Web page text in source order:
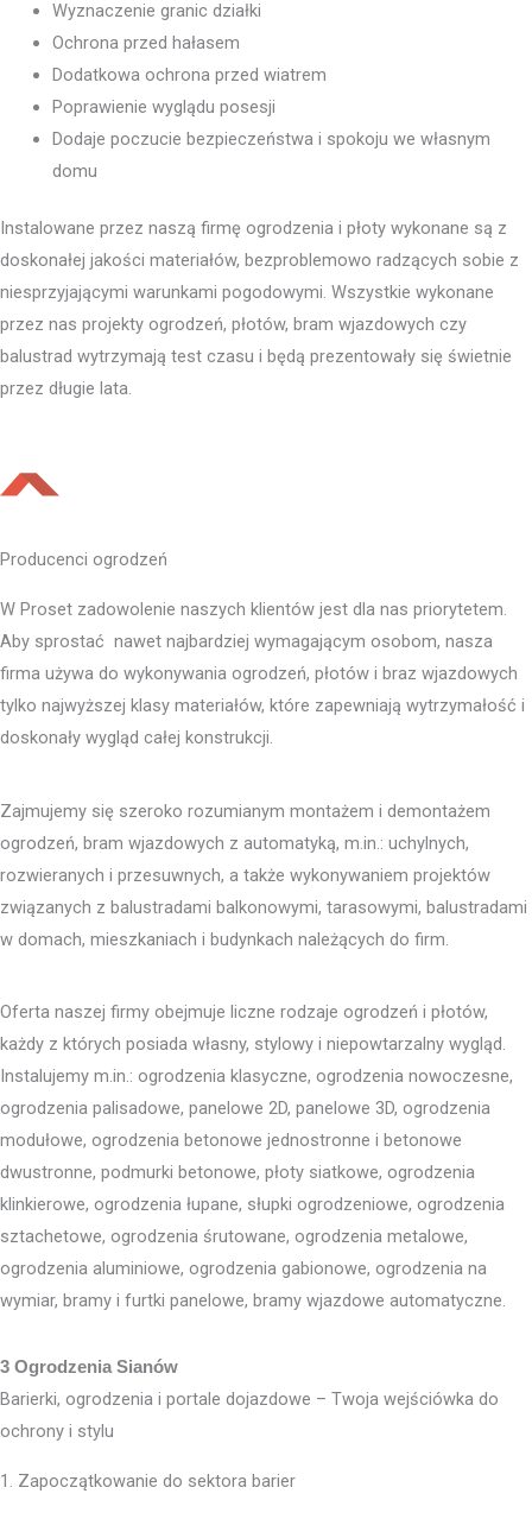
Wyznaczenie granic działki
Ochrona przed hałasem
Dodatkowa ochrona przed wiatrem
Poprawienie wyglądu posesji
Dodaje poczucie bezpieczeństwa i spokoju we własnym
domu
Instalowane przez naszą firmę ogrodzenia i płoty wykonane są z
doskonałej jakości materiałów, bezproblemowo radzących sobie z
niesprzyjającymi warunkami pogodowymi. Wszystkie wykonane
przez nas projekty ogrodzeń, płotów, bram wjazdowych czy
balustrad wytrzymają test czasu i będą prezentowały się świetnie
przez długie lata.
Producenci ogrodzeń
W Proset zadowolenie naszych klientów jest dla nas priorytetem.
Aby sprostać nawet najbardziej wymagającym osobom, nasza
firma używa do wykonywania ogrodzeń, płotów i braz wjazdowych
tylko najwyższej klasy materiałów, które zapewniają wytrzymałość i
doskonały wygląd całej konstrukcji.
Zajmujemy się szeroko rozumianym montażem i demontażem
ogrodzeń, bram wjazdowych z automatyką, m.in.: uchylnych,
rozwieranych i przesuwnych, a także wykonywaniem projektów
związanych z balustradami balkonowymi, tarasowymi, balustradami
w domach, mieszkaniach i budynkach należących do firm.
Oferta naszej firmy obejmuje liczne rodzaje ogrodzeń i płotów,
każdy z których posiada własny, stylowy i niepowtarzalny wygląd.
Instalujemy m.in.: ogrodzenia klasyczne, ogrodzenia nowoczesne,
ogrodzenia palisadowe, panelowe 2D, panelowe 3D, ogrodzenia
modułowe, ogrodzenia betonowe jednostronne i betonowe
dwustronne, podmurki betonowe, płoty siatkowe, ogrodzenia
klinkierowe, ogrodzenia łupane, słupki ogrodzeniowe, ogrodzenia
sztachetowe, ogrodzenia śrutowane, ogrodzenia metalowe,
ogrodzenia aluminiowe, ogrodzenia gabionowe, ogrodzenia na
wymiar, bramy i furtki panelowe, bramy wjazdowe automatyczne.
3 Ogrodzenia Sianów
Barierki, ogrodzenia i portale dojazdowe – Twoja wejściówka do
ochrony i stylu
1. Zapoczątkowanie do sektora barier